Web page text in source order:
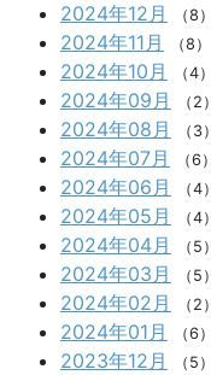
2024年12月 （8）
2024年11月 （8）
2024年10月 （4）
2024年09月 （2）
2024年08月 （3）
2024年07月 （6）
2024年06月 （4）
2024年05月 （4）
2024年04月 （5）
2024年03月 （5）
2024年02月 （2）
2024年01月 （6）
2023年12月 （5）